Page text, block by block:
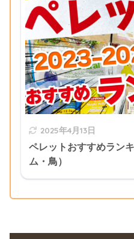
2025年4月13日
ペレットおすすめラン
ム・鳥）